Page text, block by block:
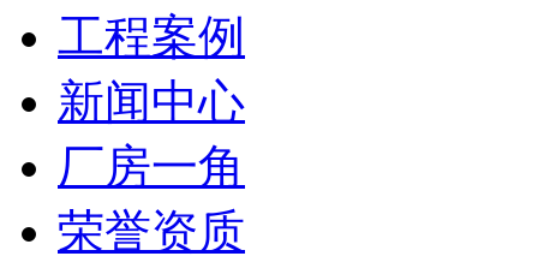
工程案例
新闻中心
厂房一角
荣誉资质